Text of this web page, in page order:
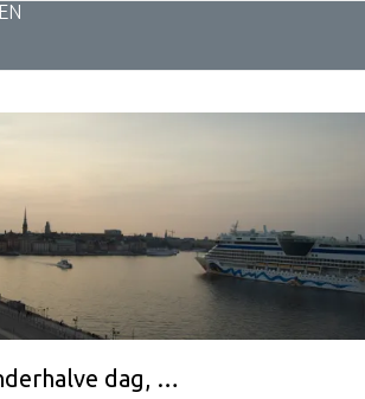
dag, …